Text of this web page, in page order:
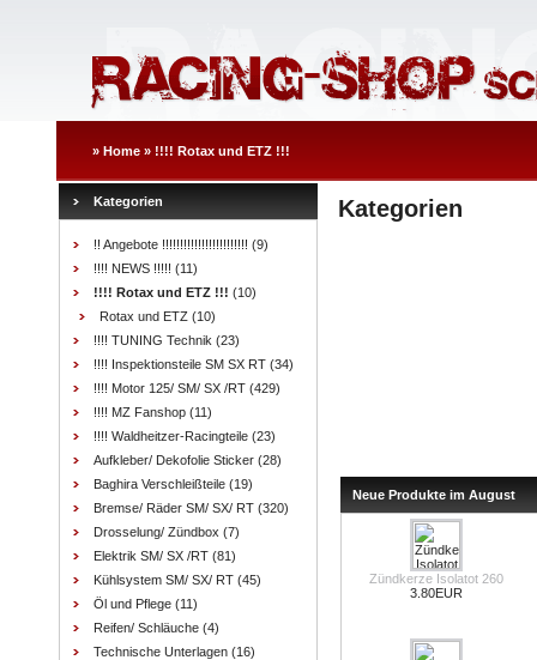
» Home » !!!! Rotax und ETZ !!!
Kategorien
!! Angebote !!!!!!!!!!!!!!!!!!!!!!!! (9)
!!!! NEWS !!!!! (11)
!!!! Rotax und ETZ !!! (10)
Rotax und ETZ (10)
!!!! TUNING Technik (23)
!!!! Inspektionsteile SM SX RT (34)
!!!! Motor 125/ SM/ SX /RT (429)
!!!! MZ Fanshop (11)
!!!! Waldheitzer-Racingteile (23)
Aufkleber/ Dekofolie Sticker (28)
Baghira Verschleißteile (19)
Bremse/ Räder SM/ SX/ RT (320)
Drosselung/ Zündbox (7)
Elektrik SM/ SX /RT (81)
Kühlsystem SM/ SX/ RT (45)
Öl und Pflege (11)
Reifen/ Schläuche (4)
Technische Unterlagen (16)
Kategorien
Neue Produkte im August
Zündkerze Isolatot 260
3.80EUR